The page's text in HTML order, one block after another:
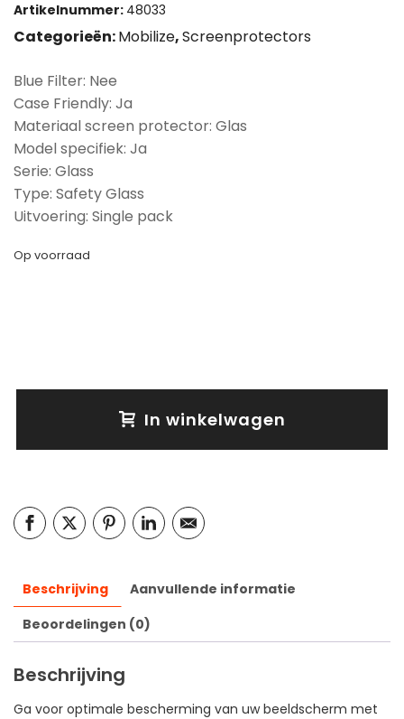
Artikelnummer: 48033
Categorieën:Mobilize,Screenprotectors
Blue Filter: Nee
Case Friendly: Ja
Materiaal screen protector: Glas
Model specifiek: Ja
Serie: Glass
Type: Safety Glass
Uitvoering: Single pack
Op voorraad
In winkelwagen
Beschrijving
Aanvullende informatie
Beoordelingen (0)
Beschrijving
Ga voor optimale bescherming van uw beeldscherm met